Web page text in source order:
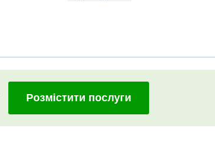
Розмістити послуги